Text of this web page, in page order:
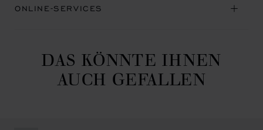
ONLINE-SERVICES
DAS KÖNNTE IHNEN
AUCH GEFALLEN